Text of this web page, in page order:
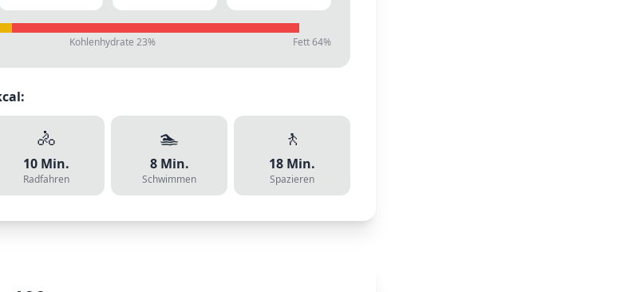
Kohlenhydrate 23% Fett64%
🚴
10 Min.
Radfahren
🏊
8Min.
Schwimmen
🚶
18 Min.
Spazieren